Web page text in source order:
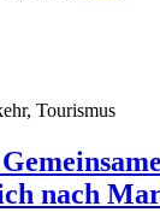
Tourismus
nach